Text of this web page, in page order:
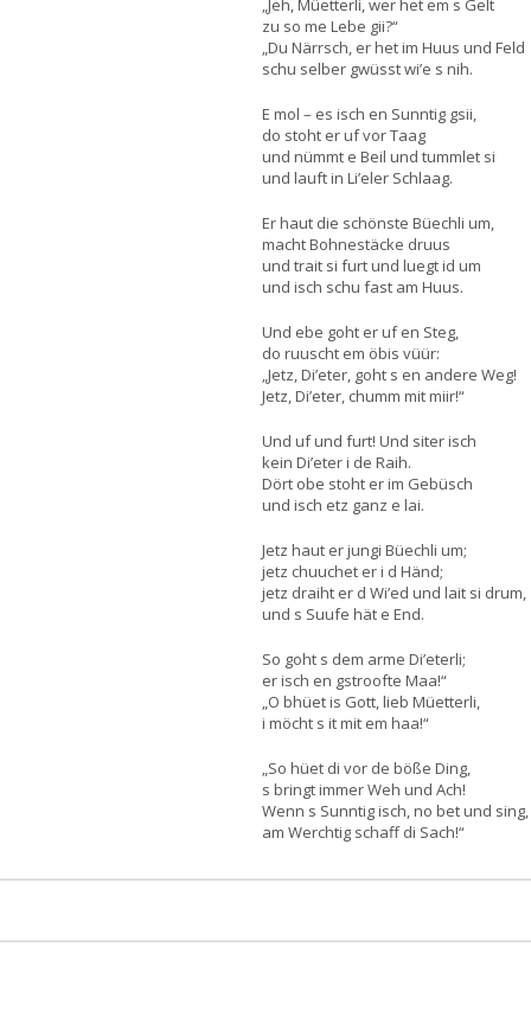
„Jeh, Müetterli, wer het em s Gelt
zu so me Lebe gii?“
„Du Närrsch, er het im Huus und Feld
schu selber gwüsst wi’e s nih.
E mol – es isch en Sunntig gsii,
do stoht er uf vor Taag
und nümmt e Beil und tummlet si
und lauft in Li’eler Schlaag.
Er haut die schönste Büechli um,
macht Bohnestäcke druus
und trait si furt und luegt id um
und isch schu fast am Huus.
Und ebe goht er uf en Steg,
do ruuscht em öbis vüür:
„Jetz, Di’eter, goht s en andere Weg!
Jetz, Di’eter, chumm mit miir!“
Und uf und furt! Und siter isch
kein Di’eter i de Raih.
Dört obe stoht er im Gebüsch
und isch etz ganz e lai.
Jetz haut er jungi Büechli um;
jetz chuuchet er i d Händ;
jetz draiht er d Wi’ed und lait si drum,
und s Suufe hät e End.
So goht s dem arme Di’eterli;
er isch en gstroofte Maa!“
„O bhüet is Gott, lieb Müetterli,
i möcht s it mit em haa!“
„So hüet di vor de böße Ding,
s bringt immer Weh und Ach!
Wenn s Sunntig isch, no bet und sing,
am Werchtig schaff di Sach!“